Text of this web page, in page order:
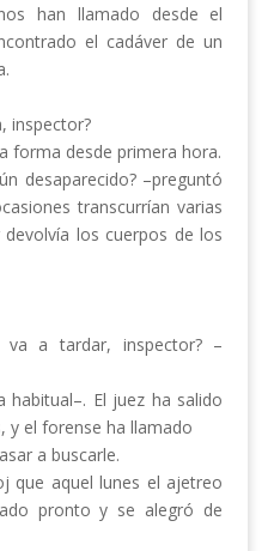
han llamado desde el
el cadáver de un
inspector?
forma desde primera hora.
desaparecido? –preguntó
transcurrían varias
los cuerpos de los
va a tardar, inspector? –
habitual–. El juez ha salido
y el forense ha llamado
a buscarle.
que aquel lunes el ajetreo
pronto y se alegró de